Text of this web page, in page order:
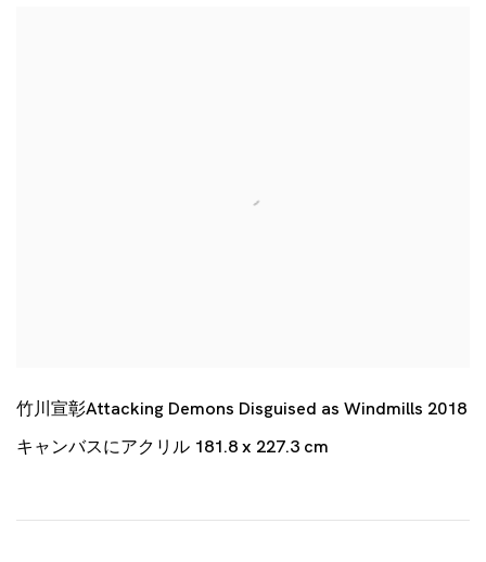
竹川宣彰Attacking Demons Disguised as Windmills 2018
キャンバスにアクリル 181.8 x 227.3 cm